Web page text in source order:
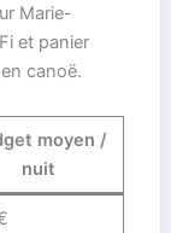
Marie-
et panier
canoë.
moyen /
nuit